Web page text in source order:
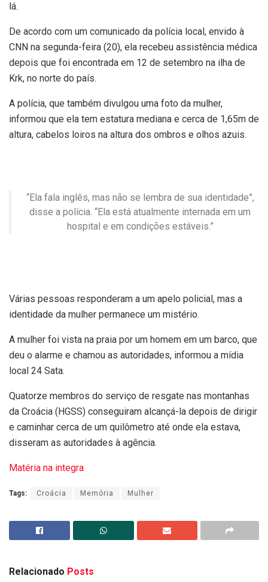
lá.
De acordo com um comunicado da polícia local, envido à
CNN na segunda-feira (20), ela recebeu assistência médica
depois que foi encontrada em 12 de setembro na ilha de
Krk, no norte do país.
A polícia, que também divulgou uma foto da mulher,
informou que ela tem estatura mediana e cerca de 1,65m de
altura, cabelos loiros na altura dos ombros e olhos azuis.
“Ela fala inglês, mas não se lembra de sua identidade”,
disse a polícia. “Ela está atualmente internada em um
hospital e em condições estáveis.”
Várias pessoas responderam a um apelo policial, mas a
identidade da mulher permanece um mistério.
A mulher foi vista na praia por um homem em um barco, que
deu o alarme e chamou as autoridades, informou a mídia
local 24 Sata.
Quatorze membros do serviço de resgate nas montanhas
da Croácia (HGSS) conseguiram alcançá-la depois de dirigir
e caminhar cerca de um quilômetro até onde ela estava,
disseram as autoridades à agência.
Matéria na integra
Tags: Croácia Memória Mulher
Relacionado Posts